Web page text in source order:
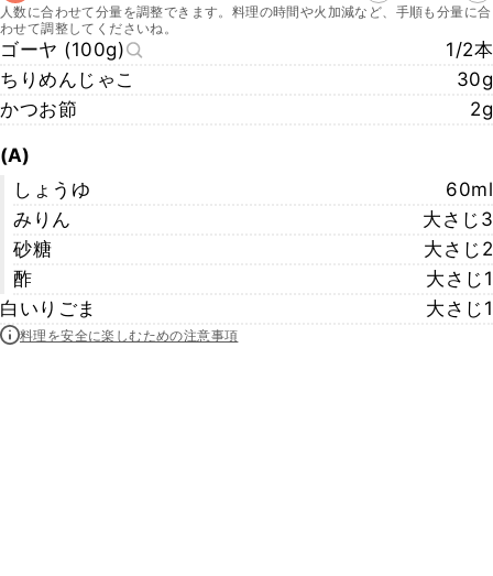
人数に合わせて分量を調整できます。料理の時間や火加減など、手順も分量に合
わせて調整してくださいね。
ゴーヤ (100g)
1/2本
ちりめんじゃこ
30g
かつお節
2g
(A)
しょうゆ
60ml
みりん
大さじ3
砂糖
大さじ2
酢
大さじ1
白いりごま
大さじ1
料理を安全に楽しむための注意事項